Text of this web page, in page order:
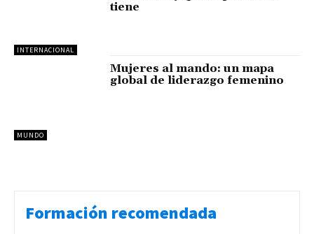
INTERNACIONAL
tiene
MUNDO
Mujeres al mando: un mapa
global de liderazgo femenino
Formación recomendada